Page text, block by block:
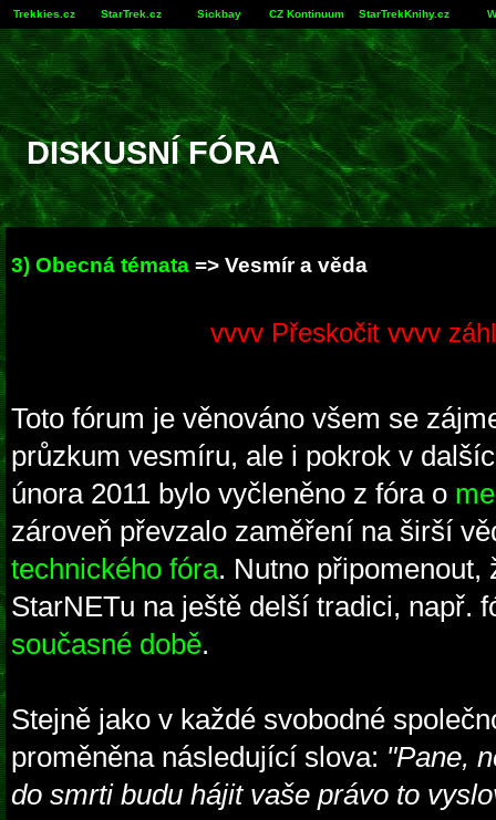
Trekkies.cz StarTrek.cz Sickbay CZ Kontinuum StarTrekKnihy.cz
DISKUSNÍ FÓRA
3) Obecná témata => Vesmír a věda
vvvv Přeskočit vvvv
Toto fórum je věnováno všem se
průzkum vesmíru, ale i pokrok v
února 2011 bylo vyčleněno z fóra o
zároveň převzalo zaměření na širší
technického fóra. Nutno připomenout,
StarNETu na ještě delší tradici, např.
současné době.
Stejně jako v každé svobodné
proměněna následující slova: "Pane,
do smrti budu hájit vaše právo to